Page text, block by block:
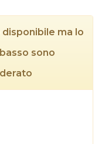
ma lo
sono